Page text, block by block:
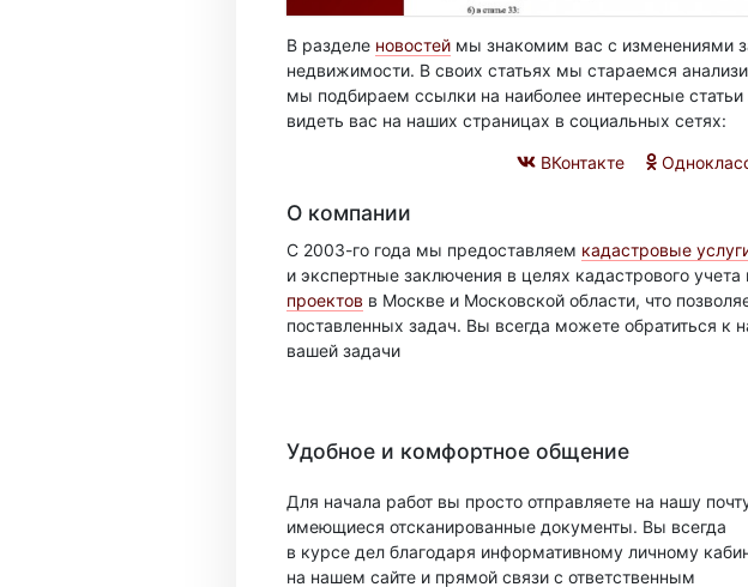
В разделе новостей мы знакомим вас с изменениями
недвижимости. В своих статьях мы стараемся
мы подбираем ссылки на наиболее интересные
видеть вас на наших страницах в социальных сетях:
ВКонтакте
О компании
С 2003-го года мы предоставляем кадастровые
и экспертные заключения в целях кадастрового
проектов в Москве и Московской области, что
поставленных задач. Вы всегда можете обратиться к
вашей задачи
Удобное и комфортное общение
Для начала работ вы просто отправляете на нашу
имеющиеся отсканированные документы. Вы всегда
в курсе дел благодаря информативному личному
на нашем сайте и прямой связи с ответственным